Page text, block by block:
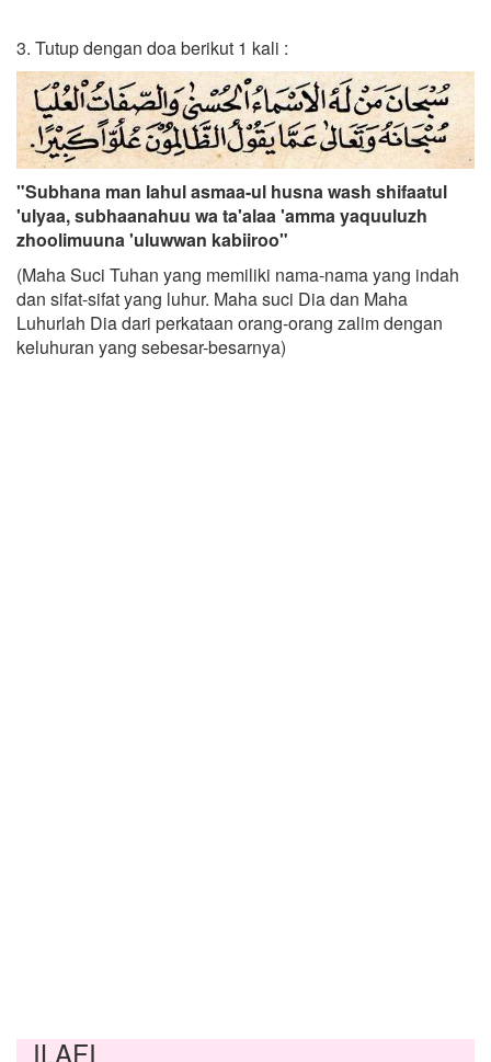
3. Tutup dengan doa berikut 1 kali :
"Subhana man lahul asmaa-ul husna wash shifaatul
'ulyaa, subhaanahuu wa ta'alaa 'amma yaquuluzh
zhoolimuuna 'uluwwan kabiiroo"
(Maha Suci Tuhan yang memiliki nama-nama yang indah
dan sifat-sifat yang luhur. Maha suci Dia dan Maha
Luhurlah Dia dari perkataan orang-orang zalim dengan
keluhuran yang sebesar-besarnya)
ILAFI